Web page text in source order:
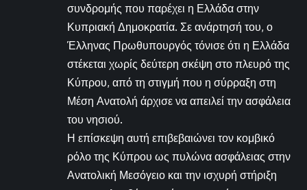
συνδρομής που παρέχει η Ελλάδα στην
Κυπριακή Δημοκρατία. Σε ανάρτησή του, ο
Έλληνας Πρωθυπουργός τόνισε ότι η Ελλάδα
στέκεται χωρίς δεύτερη σκέψη στο πλευρό της
Κύπρου, από τη στιγμή που η σύρραξη στη
Μέση Ανατολή άρχισε να απειλεί την ασφάλεια
του νησιού.
Η επίσκεψη αυτή επιβεβαιώνει τον κομβικό
ρόλο της Κύπρου ως πυλώνα ασφάλειας στην
Ανατολική Μεσόγειο και την ισχυρή στήριξη